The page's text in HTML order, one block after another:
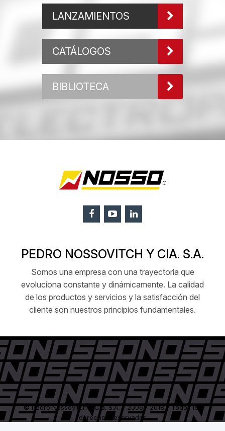
LANZAMIENTOS
CATÁLOGOS
BIBLIOTECA
PEDRO NOSSOVITCH Y CIA. S.A.
Somos una empresa con una trayectoria que
evoluciona constante y dinámicamente. La calidad
de los productos y servicios y la satisfacción del
cliente son nuestros principios fundamentales.
© Pedro Nossovitch y Cía. S.A. - 2006 / 2018 - Todos los
derechos reservados